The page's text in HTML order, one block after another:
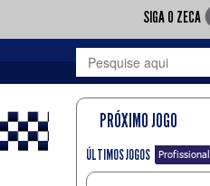
SIGA O ZECA
PRÓXIMO JOGO
ÚLTIMOS JOGOS Profissional